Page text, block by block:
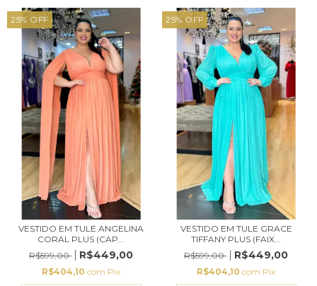
25% OFF
VESTIDO EM TULE ANGELINA
CORAL PLUS (CAP...
R$599,00
R$449,00
R$404,10 com Pix
25% OFF
VESTIDO EM TULE GRACE
TIFFANY PLUS (FAIX...
R$599,00
R$449,00
R$404,10 com Pix